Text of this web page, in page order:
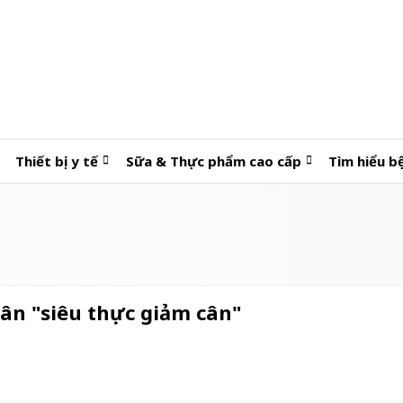
Thiết bị y tế Sữa & Thực phẩm cao cấp Tìm hiểu
"siêu thực giảm cân"